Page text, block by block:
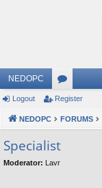
NEDOPC
or
u
m
s
Logout Register
NEDOPC FORUMS
Specialist
Moderator: Lavr